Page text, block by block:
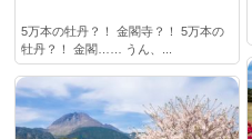
5万本の牡丹？！ 金閣寺？！ 5万本の
牡丹？！ 金閣…… うん、...